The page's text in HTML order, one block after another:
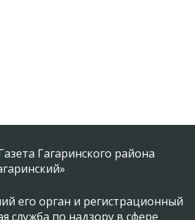
Гагаринского района
его орган и регистрационный
служба по надзору в сфере